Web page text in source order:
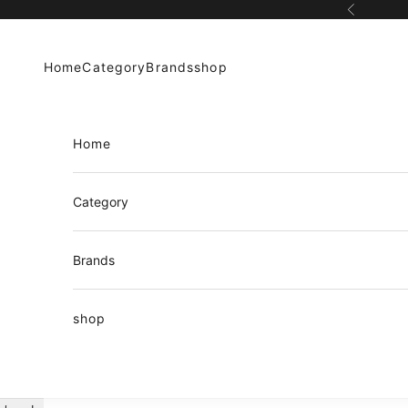
前へ
HomeCategoryBrandsshop
Home
Category
Brands
shop